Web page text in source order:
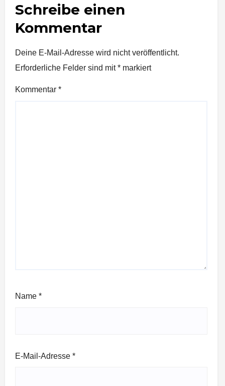
Schreibe einen
Kommentar
Deine E-Mail-Adresse wird nicht veröffentlicht.
Erforderliche Felder sind mit* markiert
Kommentar *
Name *
E-Mail-Adresse *